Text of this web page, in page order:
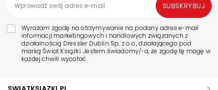
Wyrażam zgodę na otrzymywanie na podany adres e-mail
informacji marketingowych i handlowych związanych z
działalnością Dressler Dublin Sp. z o.o., działającego pod
marką Świat Książki. Jestem świadomy/-a, że zgodę tę mogę w
każdej chwili wycofać.
SUBSKRYBUJ